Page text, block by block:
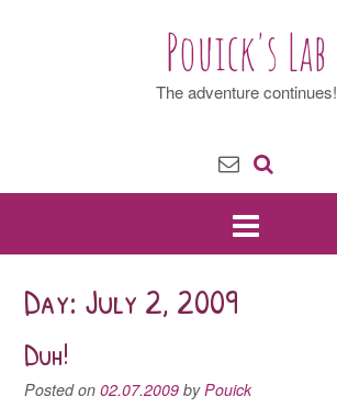
Pouick's Lab
The adventure continues!
Day: July 2, 2009
Duh!
Posted on 02.07.2009 byPouick